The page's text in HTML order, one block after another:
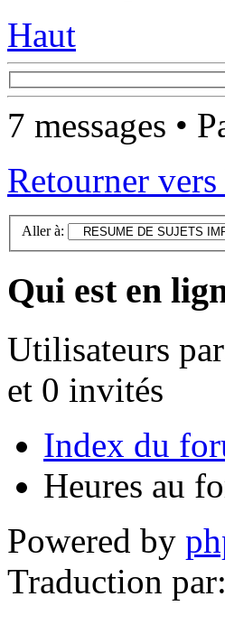
Haut
7 messages •
Retourner
Aller à:
Qui est en
Utilisateurs
et 0 invités
Index du
Heures au
Powered by
Traduction par: